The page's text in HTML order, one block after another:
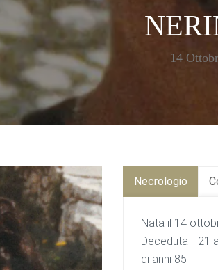
14
Necrologio
Nata il 14
Deceduta il 21
di anni 85